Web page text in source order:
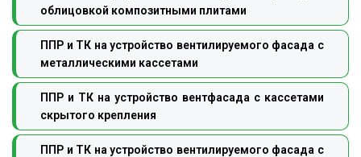
облицовкой композитными плитами
ППР и ТК на устройство вентилируемого фасада с
металлическими кассетами
ППР и ТК на устройство вентфасада с кассетами
скрытого крепления
ППР и ТК на устройство вентилируемого фасада с